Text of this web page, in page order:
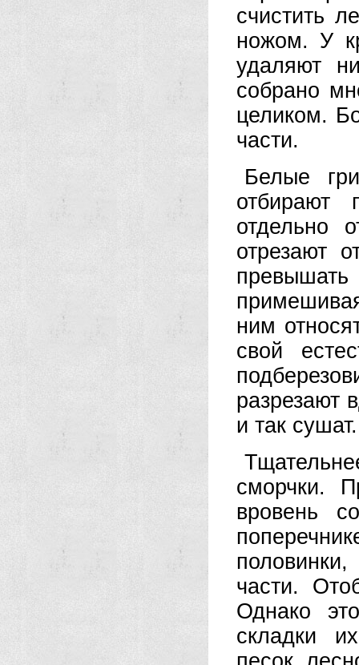
счистить
ножом. У
удаляют
собрано
целиком.
части.
Белые
отбирают
отдельно
отрезают
ним
свой
разрезают
и так сушат.
сморчки.
вровень
части.
Однако
складки